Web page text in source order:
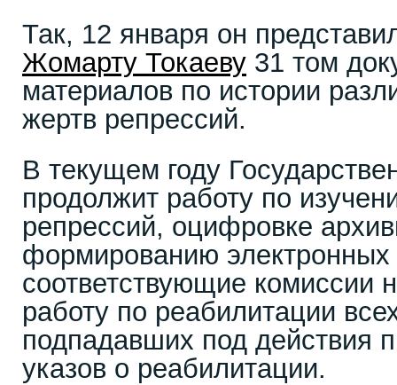
Так, 12 января он
Жомарту Токаеву 31 том
материалов по истории
жертв репрессий.
В текущем году
продолжит работу по
репрессий, оцифровке
формированию
соответствующие комиссии
работу по реабилитации
подпадавших под действия
указов о реабилитации.